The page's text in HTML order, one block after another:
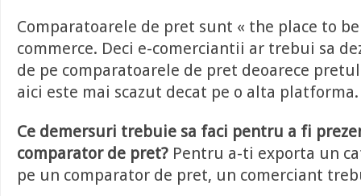
Comparatoarele de pret sunt « the place to
commerce. Deci e-comerciantii ar trebui sa
de pe comparatoarele de pret deoarece
aici este mai scazut decat pe o alta platforma.
Ce demersuri trebuie sa faci pentru a fi
comparator de pret? Pentru a-ti exporta un
pe un comparator de pret, un comerciant